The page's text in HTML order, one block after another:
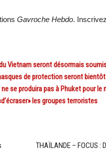
Gavroche Hebdo.
Vietnam seront désormais
de protection seront
se produira pas à Phuket pour le
les groupes terroristes
THAÏLANDE – FOCUS :